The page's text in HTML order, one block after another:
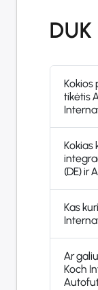
DUK
Kokios
tikėtis
Kokias
(DE) ir
Kas
Ar
Koch